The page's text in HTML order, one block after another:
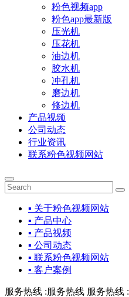
粉色视频app
粉色app最新版
压光机
压花机
油边机
胶水机
冲孔机
磨边机
修边机
产品视频
公司动态
行业资讯
联系粉色视频网站
▪ 关于粉色视频网站
▪ 产品中心
▪ 产品视频
▪ 公司动态
▪ 联系粉色视频网站
▪ 客户案例
服务热线 :服务热线 服务热线 :